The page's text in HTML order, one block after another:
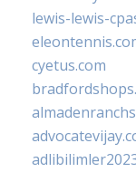
lewis-lewis-
cyetus.com